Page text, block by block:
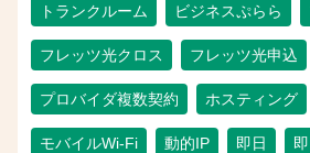
トランクルーム ビジネスぷらら
フレッツ光クロス フレッツ光申込
プロバイダ複数契約 ホスティング
モバイルWi-Fi 動的IP 即日